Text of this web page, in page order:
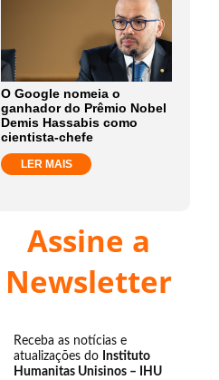
O Google nomeia o
ganhador do Prêmio Nobel
Demis Hassabis como
cientista-chefe
LER MAIS
Assine a
Newsletter
Receba as notícias e
atualizações do Instituto
Humanitas Unisinos – IHU